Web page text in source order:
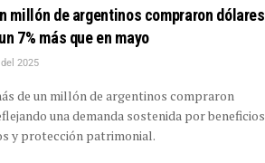
millón de argentinos compraron dólares
7% más que en mayo
2025
de un millón de argentinos compraron
una demanda sostenida por beneficios
y protección patrimonial.